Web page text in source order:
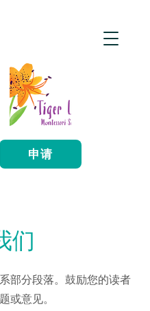
申请
们
部分段落。鼓励您的读者
或意见。